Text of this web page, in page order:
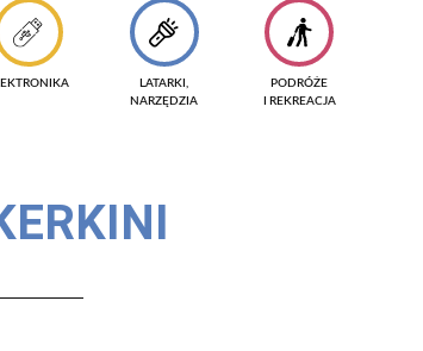
LATARKI,
NARZĘDZIA
PODRÓŻE
I REKREACJA